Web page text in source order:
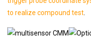
to realize compound test